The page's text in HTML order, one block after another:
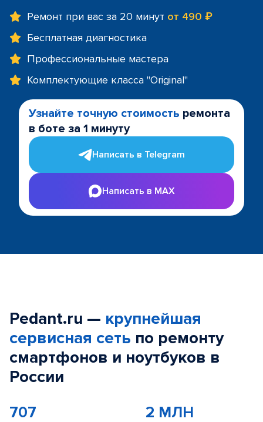
Ремонт при вас за 20 минут от 490 ₽
Бесплатная диагностика
Профессиональные мастера
Комплектующие класса "Original"
Узнайте точную стоимость ремонта
в боте за 1 минуту
Написать в Telegram
Написать в MAX
Pedant.ru — крупнейшая
сервисная сеть по ремонту
смартфонов и ноутбуков в
России
707 2 МЛН